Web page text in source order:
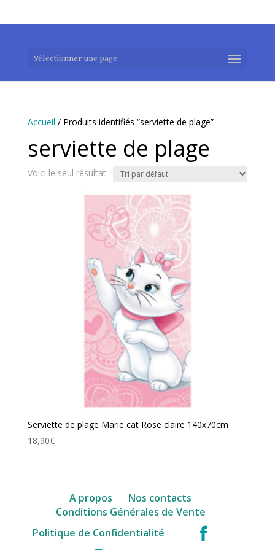
Sélectionner une page
Accueil / Produits identifiés “serviette de plage”
serviette de plage
Voici le seul résultat
Serviette de plage Marie cat Rose claire 140x70cm
18,90€
A propos
Nos contacts
Conditions Générales de Vente
Politique de Confidentialité